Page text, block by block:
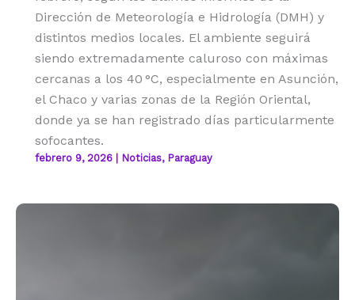
Dirección de Meteorología e Hidrología (DMH) y
distintos medios locales. El ambiente seguirá
siendo extremadamente caluroso con máximas
cercanas a los 40 °C, especialmente en Asunción,
el Chaco y varias zonas de la Región Oriental,
donde ya se han registrado días particularmente
sofocantes.
febrero 9, 2026 Noticias, Paraguay